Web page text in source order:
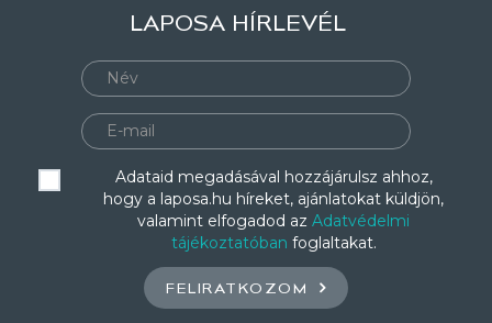
LAPOSA HÍRLEVÉL
Adataid megadásával hozzájárulsz ahhoz,
hogy a laposa.hu híreket, ajánlatokat küldjön,
valamint elfogadod az Adatvédelmi
tájékoztatóban foglaltakat.
FELIRATKOZOM